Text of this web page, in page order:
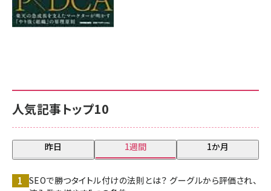
人気記事トップ10
昨日 1週間 1か月
SEOで勝つタイトル付けの法則とは？ グーグルから評価され、